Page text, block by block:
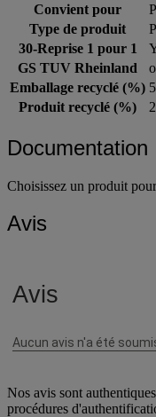
Convient pour
Type de produit
30-Reprise 1 pour 1
GS TUV Rheinland
Emballage recyclé (%)
Produit recyclé (%)
Documentation
Choisissez un produit
Avis
Nos avis sont
procédures